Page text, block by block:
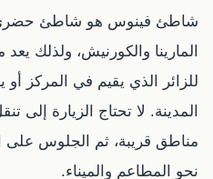
شاطئ فينوس هو شاطئ حضري
المارينا والكورنيش، ولذلك
للزائر الذي يقيم في المركز
المدينة. لا تحتاج الزيارة
مناطق قريبة، ثم الجلوس على
نحو المطاعم والميناء.